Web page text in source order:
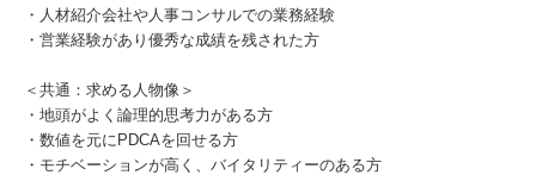
・人材紹介会社や人事コンサルでの業務経験
・営業経験があり優秀な成績を残された方
＜共通：求める人物像＞
・地頭がよく論理的思考力がある方
・数値を元にPDCAを回せる方
・モチベーションが高く、バイタリティーのある方